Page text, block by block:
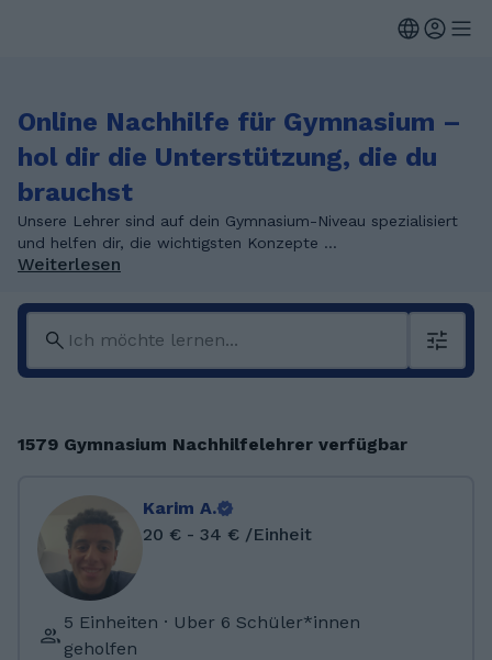
Online Nachhilfe für Gymnasium –
hol dir die Unterstützung, die du
brauchst
Unsere Lehrer sind auf dein Gymnasium-Niveau spezialisiert
und helfen dir, die wichtigsten Konzepte ...
Weiterlesen
1579 Gymnasium Nachhilfelehrer verfügbar
Karim A.
20 € - 34 € /Einheit
5 Einheiten · Uber 6 Schüler*innen
geholfen